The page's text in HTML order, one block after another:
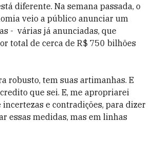
diferente. Na semana passada, o
veio a público anunciar um
- várias já anunciadas, que
total de cerca de R$ 750 bilhões
robusto, tem suas artimanhas. E
que sei. E, me apropriarei
incertezas e contradições, para dizer
essas medidas, mas em linhas